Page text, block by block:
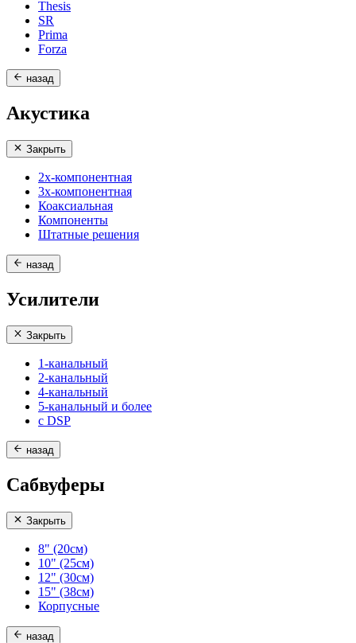
Thesis
SR
Prima
Forza
назад
Акустика
Закрыть
2х-компонентная
3х-компонентная
Коаксиальная
Компоненты
Штатные решения
назад
Усилители
Закрыть
1-канальный
2-канальный
4-канальный
5-канальный и более
с DSP
назад
Сабвуферы
Закрыть
8" (20см)
10" (25см)
12" (30см)
15" (38см)
Корпусные
назад